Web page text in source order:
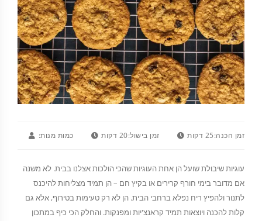
זמן הכנה:25 דקות זמן בישול:20 דקות כמות מנות:
עוגיות שיבולת שועל הן אחת העוגיות שהכי הולכות אצלנו בבית. לא משנה
אם מדובר בימי חורף קרירים או בקיץ חם – הן תמיד מצליחות להיכנס
לתנור ולהפיץ ריח נפלא ברחבי הבית. הן לא רק טעימות בטירוף, אלא גם
קלות להכנה ויוצאות תמיד קראנצ'יות ומפנקות. והחלק הכי כיף במתכון